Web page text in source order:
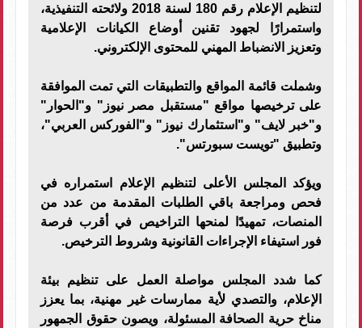
لتنظيم الإعلام رقم 180 لسنة 2018 ولائحته التنفيذية،
واستمرارًا لجهود تقنين أوضاع الكيانات الإعلامية
وتعزيز الانضباط المهني للمحتوى الإلكتروني.
وشملت قائمة المواقع والتطبيقات التي تمت الموافقة
على ترخيصها مواقع "مستقبل مصر نيوز" و"الحوار"
و"خبر لايف" و"استثمارك نيوز" و"الفوركس العربي"،
وتطبيق "تويست سبورتس".
ويؤكد المجلس الأعلى لتنظيم الإعلام استمراره في
فحص ومراجعة باقي الطلبات المقدمة من عدد من
المنصات، تمهيدًا لمنحها التراخيص في أقرب فرصة
فور استيفاء الإجراءات القانونية وشروط الترخيص.
كما شدد المجلس مواصلة العمل على تنظيم بيئة
الإعلام، والتصدي لأية ممارسات غير مهنية، بما يعزز
مناخ حرية الصحافة المسئولة، ويصون حقوق الجمهور